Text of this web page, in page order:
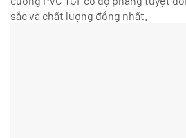
sắc và chất lượng đồng nhất.